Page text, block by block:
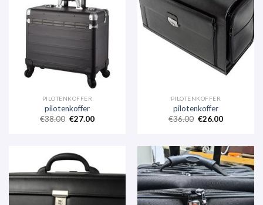
PILOTENKOFFER
pilotenkoffer
€38.00 €27.00
PILOTENKOFFER
pilotenkoffer
€36.00 €26.00